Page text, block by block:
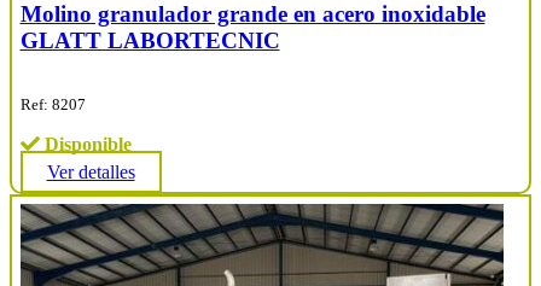
Molino granulador grande en acero inoxidable
GLATT LABORTECNIC
Ref: 8207
Disponible
Ver detalles